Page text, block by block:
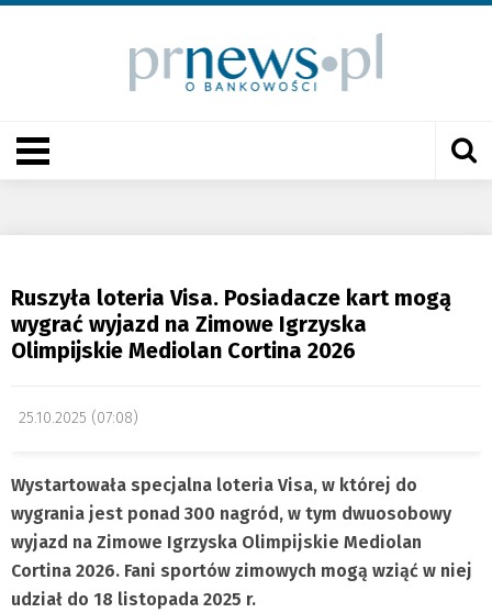
Ruszyła loteria Visa. Posiadacze kart mogą
wygrać wyjazd na Zimowe Igrzyska
Olimpijskie Mediolan Cortina 2026
25.10.2025 (07:08)
Wystartowała specjalna loteria Visa, w której do
wygrania jest ponad 300 nagród, w tym dwuosobowy
wyjazd na Zimowe Igrzyska Olimpijskie Mediolan
Cortina 2026. Fani sportów zimowych mogą wziąć w niej
udział do 18 listopada 2025 r.